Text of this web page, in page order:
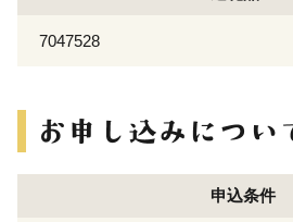
7047528
申込条件